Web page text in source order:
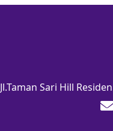
Jl.Taman Sari Hill